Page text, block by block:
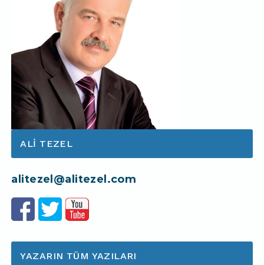
ALI TEZEL
alitezel@alitezel.com
YAZARIN TÜM YAZILARI